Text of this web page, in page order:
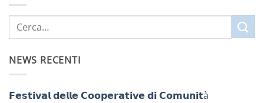
NEWS RECENTI
𝗙𝗲𝘀𝘁𝗶𝘃𝗮𝗹 𝗱𝗲𝗹𝗹𝗲 𝗖𝗼𝗼𝗽𝗲𝗿𝗮𝘁𝗶𝘃𝗲 𝗱𝗶 𝗖𝗼𝗺𝘂𝗻𝗶𝘁à